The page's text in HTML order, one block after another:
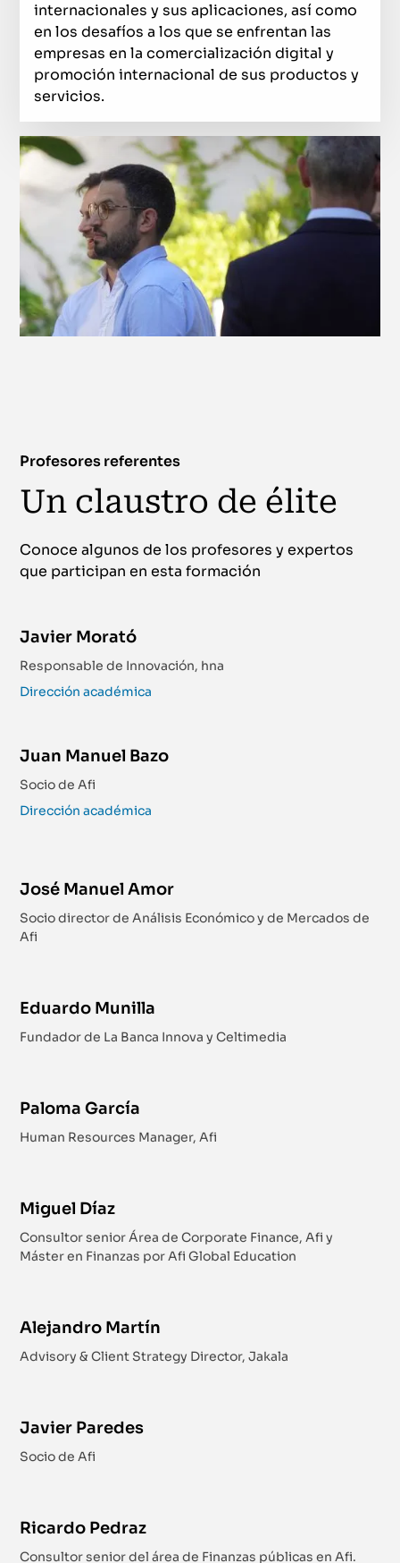
internacionales y sus aplicaciones, así como
en los desafíos a los que se enfrentan las
empresas en la comercialización digital y
promoción internacional de sus productos y
servicios.
Profesores referentes
Un claustro de élite
Conoce algunos de los profesores y expertos
que participan en esta formación
Javier Morató
Responsable de Innovación, hna
Dirección académica
Juan Manuel Bazo
Socio de Afi
Dirección académica
José Manuel Amor
Socio director de Análisis Económico y de Mercados de
Afi
Eduardo Munilla
Fundador de La Banca Innova y Celtimedia
Paloma García
Human Resources Manager, Afi
Miguel Díaz
Consultor senior Área de Corporate Finance, Afi y
Máster en Finanzas por Afi Global Education
Alejandro Martín
Advisory & Client Strategy Director, Jakala
Javier Paredes
Socio de Afi
Ricardo Pedraz
Consultor senior del área de Finanzas públicas en Afi.